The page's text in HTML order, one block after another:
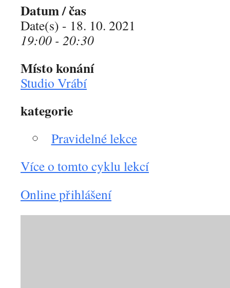
Datum / čas
Date(s) - 18. 10. 2021
19:00 - 20:30
Místo konání
Studio Vrábí
kategorie
Pravidelné lekce
Více o tomto cyklu lekcí
Online přihlášení